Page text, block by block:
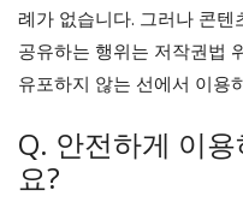
례가 없습니다. 그러나 콘
공유하는 행위는 저작권법
유포하지 않는 선에서 이용
Q. 안전하게 이
요?